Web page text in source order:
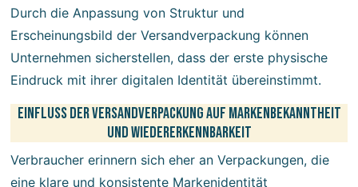
Durch die Anpassung von Struktur und
Erscheinungsbild der Versandverpackung können
Unternehmen sicherstellen, dass der erste physische
Eindruck mit ihrer digitalen Identität übereinstimmt.
Einfluss der Versandverpackung auf Markenbekanntheit
und Wiedererkennbarkeit
Verbraucher erinnern sich eher an Verpackungen, die
eine klare und konsistente Markenidentität